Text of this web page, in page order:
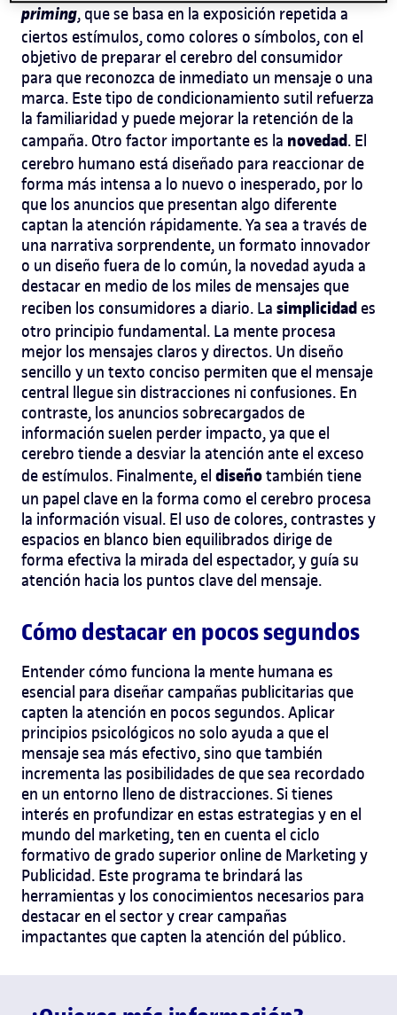
priming, que se basa en la exposición repetida a
ciertos estímulos, como colores o símbolos, con el
objetivo de preparar el cerebro del consumidor
para que reconozca de inmediato un mensaje o una
marca. Este tipo de condicionamiento sutil refuerza
la familiaridad y puede mejorar la retención de la
campaña. Otro factor importante es la novedad. El
cerebro humano está diseñado para reaccionar de
forma más intensa a lo nuevo o inesperado, por lo
que los anuncios que presentan algo diferente
captan la atención rápidamente. Ya sea a través de
una narrativa sorprendente, un formato innovador
o un diseño fuera de lo común, la novedad ayuda a
destacar en medio de los miles de mensajes que
reciben los consumidores a diario. La simplicidad es
otro principio fundamental. La mente procesa
mejor los mensajes claros y directos. Un diseño
sencillo y un texto conciso permiten que el mensaje
central llegue sin distracciones ni confusiones. En
contraste, los anuncios sobrecargados de
información suelen perder impacto, ya que el
cerebro tiende a desviar la atención ante el exceso
de estímulos. Finalmente, el diseñotambién tiene
un papel clave en la forma como el cerebro procesa
la información visual. El uso de colores, contrastes y
espacios en blanco bien equilibrados dirige de
forma efectiva la mirada del espectador, y guía su
atención hacia los puntos clave del mensaje.
Cómo destacar en pocos segundos
Entender cómo funciona la mente humana es
esencial para diseñar campañas publicitarias que
capten la atención en pocos segundos. Aplicar
principios psicológicos no solo ayuda a que el
mensaje sea más efectivo, sino que también
incrementa las posibilidades de que sea recordado
en un entorno lleno de distracciones. Si tienes
interés en profundizar en estas estrategias y en el
mundo del marketing, ten en cuenta el ciclo
formativo de grado superior online de Marketing y
Publicidad. Este programa te brindará las
herramientas y los conocimientos necesarios para
destacar en el sector y crear campañas
impactantes que capten la atención del público.